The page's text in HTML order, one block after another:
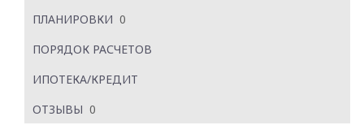
ПЛАНИРОВКИ 0
ПОРЯДОК РАСЧЕТОВ
ИПОТЕКА/КРЕДИТ
ОТЗЫВЫ 0